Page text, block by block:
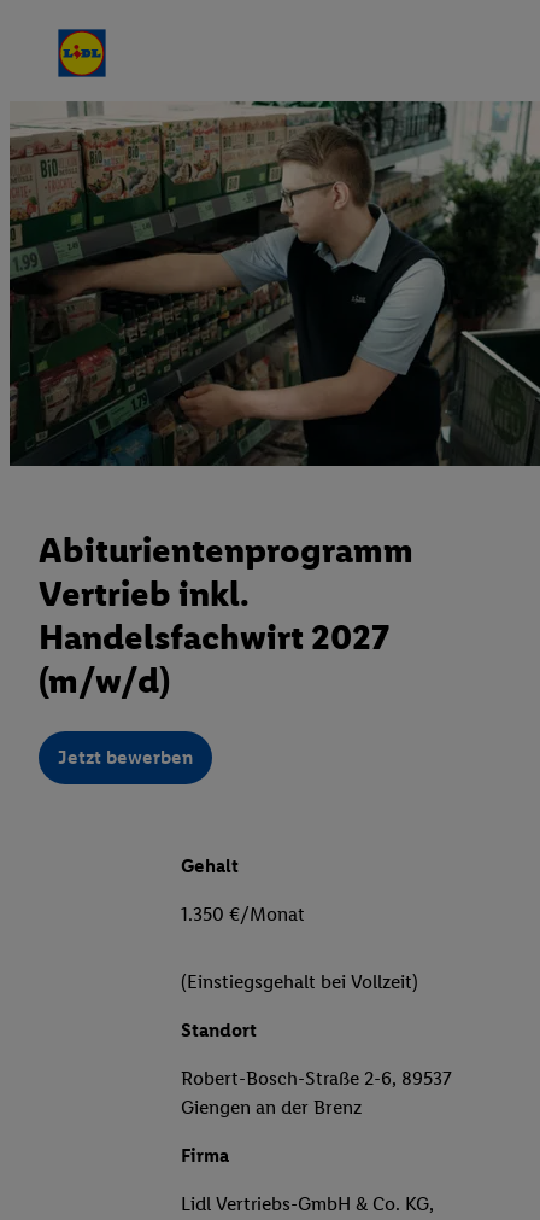
Abiturientenprogramm
Vertrieb inkl.
Handelsfachwirt 2027
(m/w/d)
Jetzt bewerben
Gehalt
1.350 €/Monat
(Einstiegsgehalt bei Vollzeit)
Standort
Robert-Bosch-Straße 2-6, 89537
Giengen an der Brenz
Firma
Lidl Vertriebs-GmbH & Co. KG,